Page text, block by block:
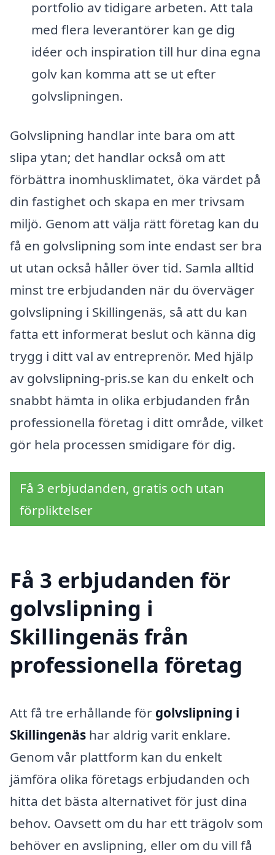
portfolio av tidigare arbeten. Att tala
med flera leverantörer kan ge dig
idéer och inspiration till hur dina egna
golv kan komma att se ut efter
golvslipningen.
Golvslipning handlar inte bara om att
slipa ytan; det handlar också om att
förbättra inomhusklimatet, öka värdet på
din fastighet och skapa en mer trivsam
miljö. Genom att välja rätt företag kan du
få en golvslipning som inte endast ser bra
ut utan också håller över tid. Samla alltid
minst tre erbjudanden när du överväger
golvslipning i Skillingenäs, så att du kan
fatta ett informerat beslut och känna dig
trygg i ditt val av entreprenör. Med hjälp
av golvslipning-pris.se kan du enkelt och
snabbt hämta in olika erbjudanden från
professionella företag i ditt område, vilket
gör hela processen smidigare för dig.
Få 3 erbjudanden, gratis och utan
förpliktelser
Få 3 erbjudanden för
golvslipning i
Skillingenäs från
professionella företag
Att få tre erhållande för golvslipning i
Skillingenäs har aldrig varit enklare.
Genom vår plattform kan du enkelt
jämföra olika företags erbjudanden och
hitta det bästa alternativet för just dina
behov. Oavsett om du har ett trägolv som
behöver en avslipning, eller om du vill få